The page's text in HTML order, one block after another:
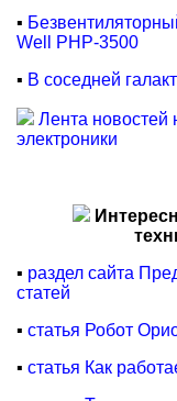
▪
Well PHP-3500
▪ В соседней
Лента новостей
электроники
▪ раздел сайта
статей
▪ статья Робот
▪ статья Как